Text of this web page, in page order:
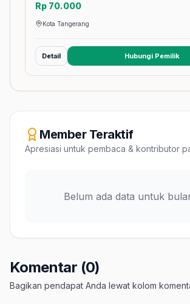
Rp 70.000
Kota Tangerang
Detail Hubungi Pemilik
(membuka
Member Teraktif
Apresiasi untuk pembaca & kontributor
Belum ada data untuk
Komentar (0)
Bagikan pendapat Anda lewat kolom